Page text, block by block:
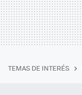
TEMAS DE INTERÉS